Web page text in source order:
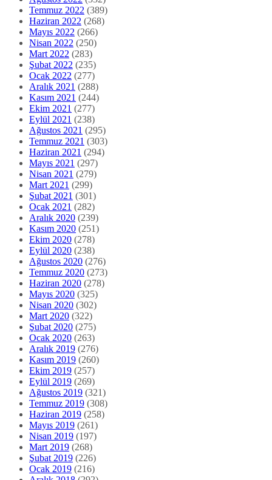
Temmuz 2022 (389)
Haziran 2022 (268)
Mayıs 2022 (266)
Nisan 2022 (250)
Mart 2022 (283)
Şubat 2022 (235)
Ocak 2022 (277)
Aralık 2021 (288)
Kasım 2021 (244)
Ekim 2021 (277)
Eylül 2021 (238)
Ağustos 2021 (295)
Temmuz 2021 (303)
Haziran 2021 (294)
Mayıs 2021 (297)
Nisan 2021 (279)
Mart 2021 (299)
Şubat 2021 (301)
Ocak 2021 (282)
Aralık 2020 (239)
Kasım 2020 (251)
Ekim 2020 (278)
Eylül 2020 (238)
Ağustos 2020 (276)
Temmuz 2020 (273)
Haziran 2020 (278)
Mayıs 2020 (325)
Nisan 2020 (302)
Mart 2020 (322)
Şubat 2020 (275)
Ocak 2020 (263)
Aralık 2019 (276)
Kasım 2019 (260)
Ekim 2019 (257)
Eylül 2019 (269)
Ağustos 2019 (321)
Temmuz 2019 (308)
Haziran 2019 (258)
Mayıs 2019 (261)
Nisan 2019 (197)
Mart 2019 (268)
Şubat 2019 (226)
Ocak 2019 (216)